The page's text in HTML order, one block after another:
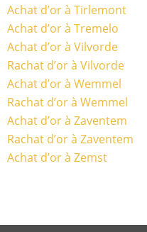
Achat d’or à Tirlemont
Achat d’or à Tremelo
Achat d’or à Vilvorde
Rachat d’or à Vilvorde
Achat d’or à Wemmel
Rachat d’or à Wemmel
Achat d’or à Zaventem
Rachat d’or à Zaventem
Achat d’or à Zemst